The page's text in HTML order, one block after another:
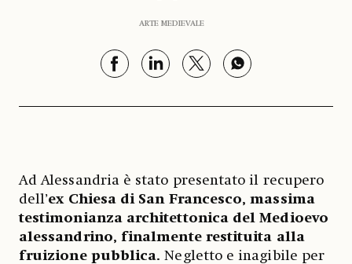
ARTE MEDIEVALE
Ad Alessandria è stato presentato il recupero
dell’ex Chiesa di San Francesco, massima
testimonianza architettonica del Medioevo
alessandrino, finalmente restituita alla
fruizione pubblica.Negletto e inagibile per